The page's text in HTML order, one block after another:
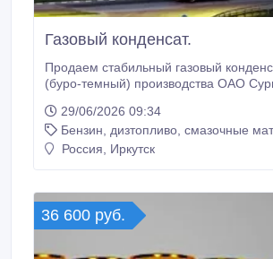
Газовый конденсат.
Продаем стабильный газовый
(буро-темный) производства ОАО
компаундированный нефтью ст.
цене 44 000 р/т, темный газовый конденсат
ст.Балаково по цене 50 500 р/т, газовый конденсат
29/06/2026 09:34
Бензин, дизтопливо, смазочные
Россия, Иркутск
36 600 руб.